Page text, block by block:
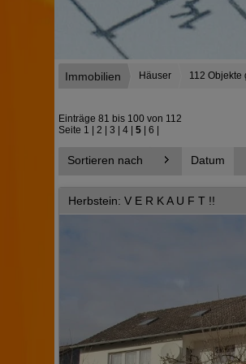
Immobilien Häuser 112 Objekte
Einträge 81 bis 100 von 112
Seite 1 |2 |3 |4 |5 |6
Sortieren nach Datum
Herbstein: V E R K A U F T !!